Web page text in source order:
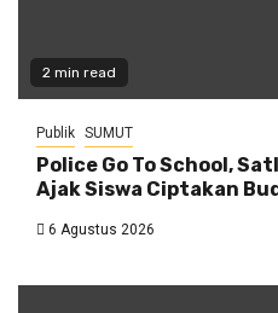
2 min read
Publik SUMUT
Police Go To School,
Ajak Siswa Ciptakan
6 Agustus 2026